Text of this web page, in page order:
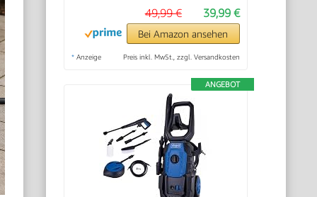
39,99 €
49,99 €
Bei Amazon ansehen
* Anzeige Preis inkl. MwSt., zzgl. Versandkosten
ANGEBOT